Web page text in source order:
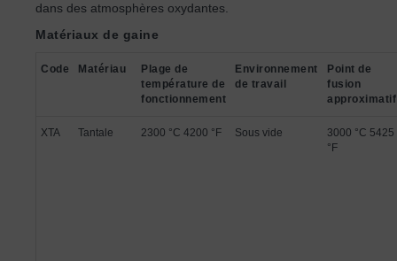
dans des atmosphères oxydantes.
Matériaux de gaine
Code Matériau
Plage de
température de
fonctionnement
Environnement
de travail
Point de
fusion
approximatif
XTA Tantale 2300 °C 4200 °F Sous vide
3000 °C 5425
°F